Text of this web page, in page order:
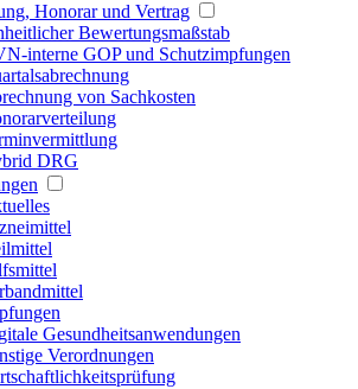
Honorar und Vertrag
Bewertungsmaßstab
interne GOP und Schutzimpfungen
von Sachkosten
DRG
Gesundheitsanwendungen
Verordnungen